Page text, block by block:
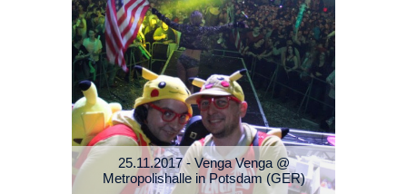
25.11.2017 - Venga Venga @
Metropolishalle in Potsdam (GER)